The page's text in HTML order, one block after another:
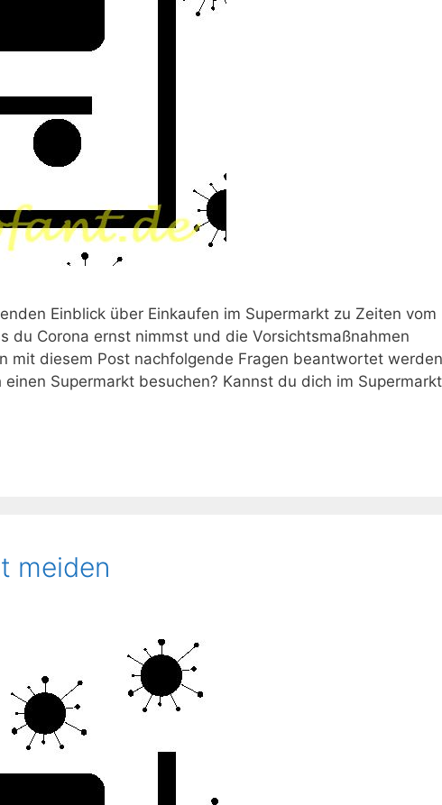
Einblick über Einkaufen im Supermarkt zu Zeiten vom
du Corona ernst nimmst und die Vorsichtsmaßnahmen
mit diesem Post nachfolgende Fragen beantwortet
Supermarkt besuchen? Kannst du dich im Supermarkt
meiden